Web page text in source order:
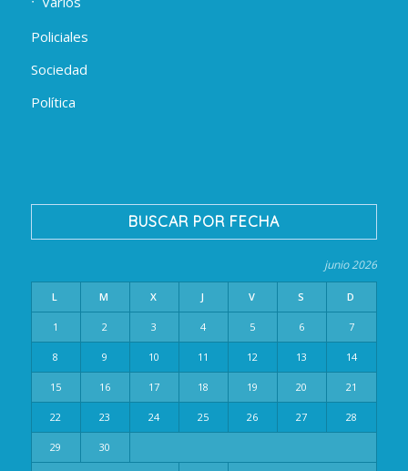
Policiales
Sociedad
Política
BUSCAR POR FECHA
junio 2026
L M X J V S D
1 2 3 4 5 6 7
8 9 10 11 12 13 14
15 16 17 18 19 20 21
22 23 24 25 26 27 28
29 30